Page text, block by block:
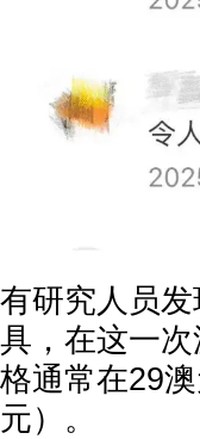
有研究人员
具，在这一
格通常在29
元）。